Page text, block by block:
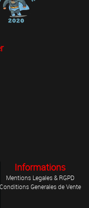
Informations
Mentions Legales & RGPD
Conditions Generales de Vente